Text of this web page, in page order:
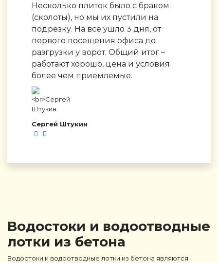
Несколько плиток было с браком
(сколоты), но мы их пустили на
подрезку. На все ушло 3 дня, от
первого посещения офиса до
разгрузки у ворот. Общий итог –
работают хорошо, цена и условия
более чем приемлемые.
Сергей Штукин
Водостоки и водоотводные
лотки из бетона
Водостоки и водоотводные лотки из бетона являются